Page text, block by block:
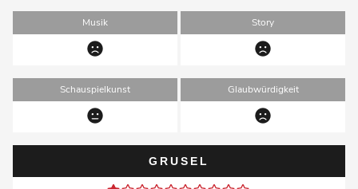
Musik Story
Schauspielkunst Glaubwürdigkeit
GRUSEL